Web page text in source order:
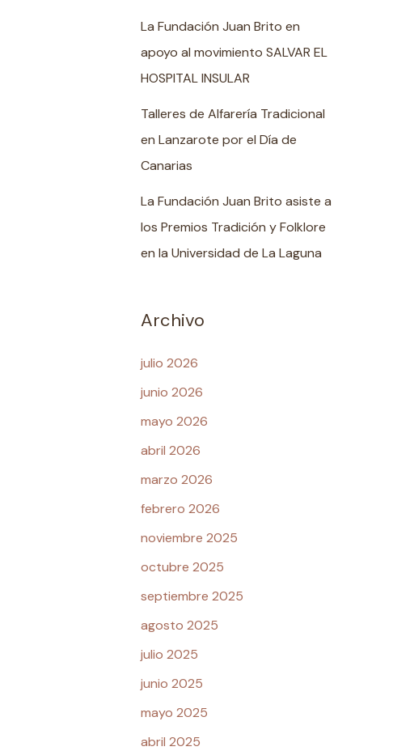
La Fundación Juan Brito en
apoyo al movimiento SALVAR EL
HOSPITAL INSULAR
Talleres de Alfarería Tradicional
en Lanzarote por el Día de
Canarias
La Fundación Juan Brito asiste a
los Premios Tradición y Folklore
en la Universidad de La Laguna
Archivo
julio 2026
junio 2026
mayo 2026
abril 2026
marzo 2026
febrero 2026
noviembre 2025
octubre 2025
septiembre 2025
agosto 2025
julio 2025
junio 2025
mayo 2025
abril 2025